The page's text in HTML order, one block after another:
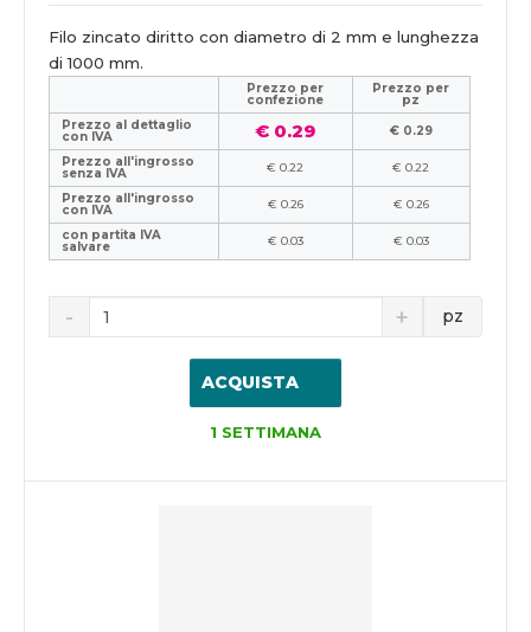
Filo zincato diritto con diametro di 2 mm e lunghezza
di 1000 mm.
Prezzo per
confezione
Prezzo per
pz
Prezzo al dettaglio
con IVA € 0.29
€ 0.29
Prezzo all'ingrosso
senza IVA € 0.22
€ 0.22
Prezzo all'ingrosso
con IVA € 0.26
€ 0.26
con partita IVA
salvare € 0.03 € 0.03
pz
ACQUISTA
1 SETTIMANA